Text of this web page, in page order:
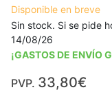
Disponible en breve
Sin stock. Si se pide
14/08/26
¡GASTOS DE ENVÍO
PVP. 33,80€